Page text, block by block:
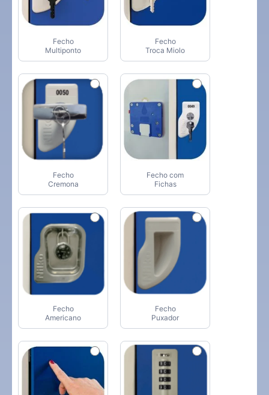
Fecho
Multiponto
Fecho
Troca Miolo
Fecho
Cremona
Fecho com
Fichas
Fecho
Americano
Fecho
Puxador